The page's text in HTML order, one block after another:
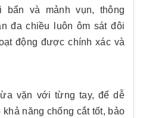
bẩn và mảnh vụn, thông
đa chiều luôn ôm sát đôi
động được chính xác và
vặn với từng tay, để dễ
năng chống cắt tốt, bảo